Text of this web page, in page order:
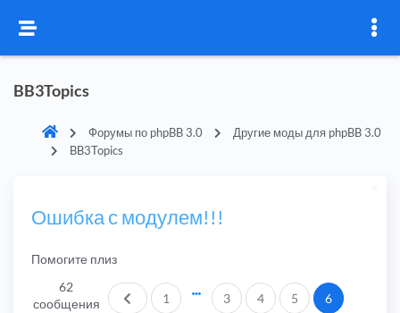
BB3Topics
Форумы по phpBB 3.0
Другие моды для phpBB 3.0
BB3Topics
Ошибка с модулем!!!
Помогите плиз
62
сообщения
Пред.
1 3 4 5 6